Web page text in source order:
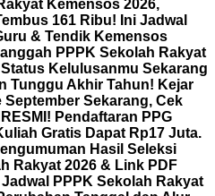
Kemensos 2026,
161 Ribu! Ini Jadwal
& Tendik Kemensos
PPPK Sekolah Rakyat
Kelulusanmu Sekarang
Tunggu Akhir Tahun! Kejar
Sekarang, Cek
RESMI! Pendaftaran PPG
Gratis Dapat Rp17 Juta.
Hasil Seleksi
Rakyat 2026 & Link PDF
PPPK Sekolah Rakyat